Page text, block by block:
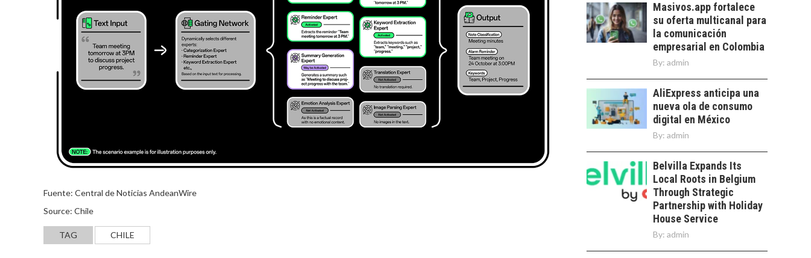
Fuente: Central de Noticias AndeanWire
Source: Chile
TAG CHILE
Masivos.app fortalece
su oferta multicanal para
la comunicación
empresarial en Colombia
By: admin
AliExpress anticipa una
nueva ola de consumo
digital en México
By: admin
Belvilla Expands Its
Local Roots in Belgium
Through Strategic
Partnership with Holiday
House Service
By: admin